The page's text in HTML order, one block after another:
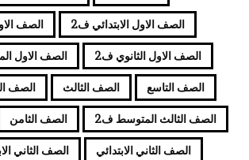
الصف الاول الابتدائي ف2 الصف
الصف الاول الثانوي ف2 الصف الاول
الصف التاسع الصف الثالث الصف
الصف الثالث المتوسط ف2 الصف الثامن
الصف الثاني الابتدائي الصف الثاني